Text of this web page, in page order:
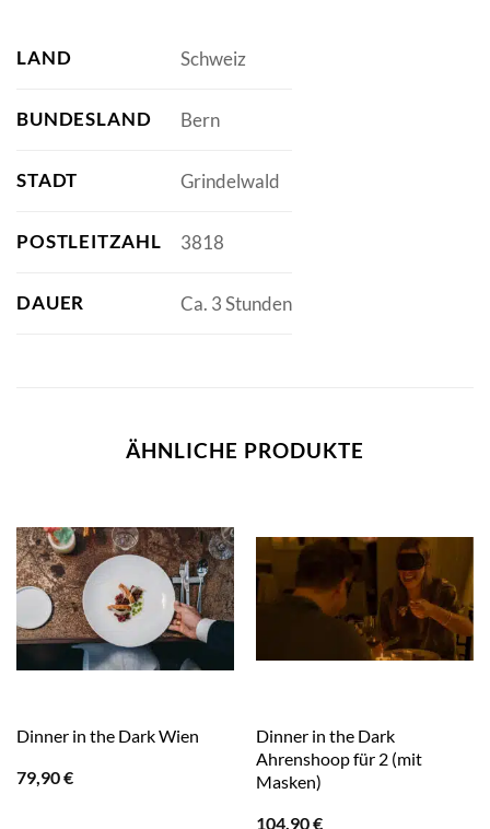
LAND Schweiz
BUNDESLAND Bern
STADT Grindelwald
POSTLEITZAHL 3818
DAUER Ca. 3 Stunden
ÄHNLICHE PRODUKTE
Dinner in the Dark Wien
79,90€
Dinner in the Dark
Ahrenshoop für 2 (mit
Masken)
104,90€